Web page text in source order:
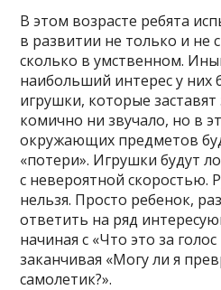
В этом возрасте ребята
в развитии не только и не
сколько в умственном.
наибольший интерес у них
игрушки, которые
комично ни звучало, но в
окружающих предметов
«потери». Игрушки будут
с невероятной скоростью.
нельзя. Просто ребенок,
ответить на ряд
начиная с «Что это за
заканчивая «Могу ли я
самолетик?».